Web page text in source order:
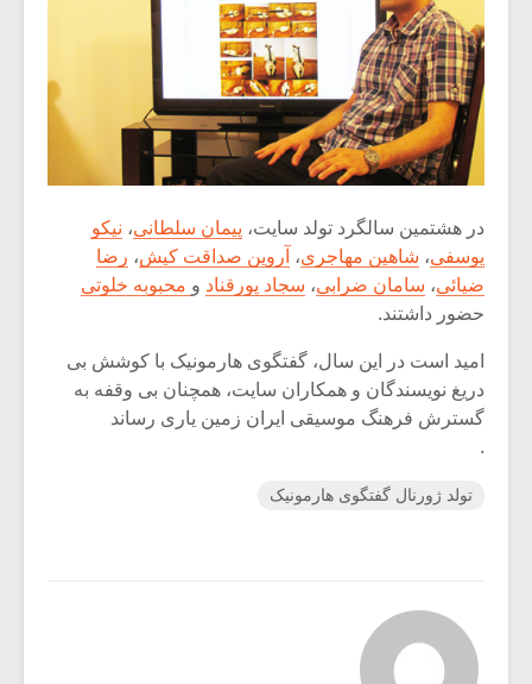
در هشتمین سالگرد تولد سایت، پیمان سلطانی، نیکو
یوسفی، شاهین مهاجری، آروین صداقت کیش، رضا
ضیائی، سامان ضرابی، سجاد پورقناد و محبوبه خلوتی
حضور داشتند.
امید است در این سال، گفتگوی هارمونیک با کوشش بی
دریغ نویسندگان و همکاران سایت، همچنان بی وقفه به
گسترش فرهنگ موسیقی ایران زمین یاری رساند
.
تولد ژورنال گفتگوی هارمونیک